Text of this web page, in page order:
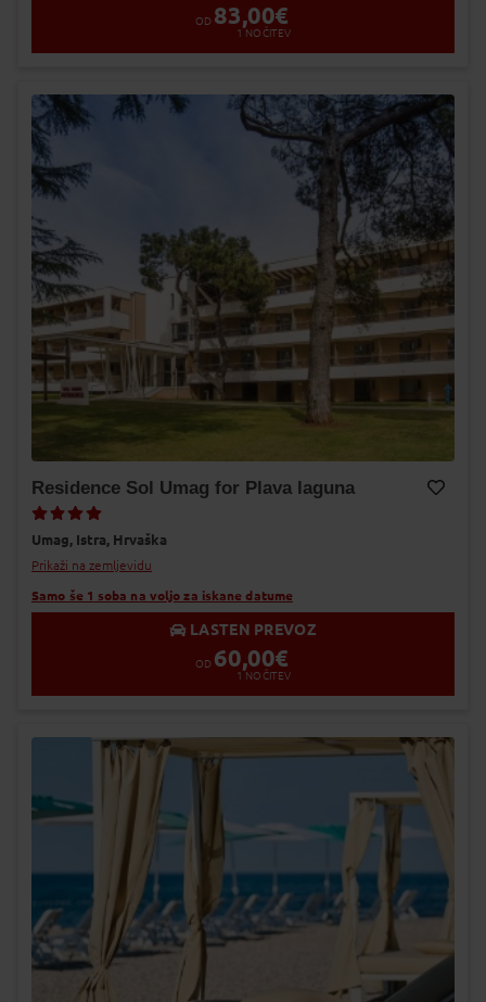
OD 83,00€
1 NOČITEV
Residence Sol Umag for Plava laguna
Umag, Istra, Hrvaška
Prikaži na zemljevidu
Samo še 1 soba na voljo za iskane datume
LASTEN PREVOZ
OD 60,00€
1 NOČITEV